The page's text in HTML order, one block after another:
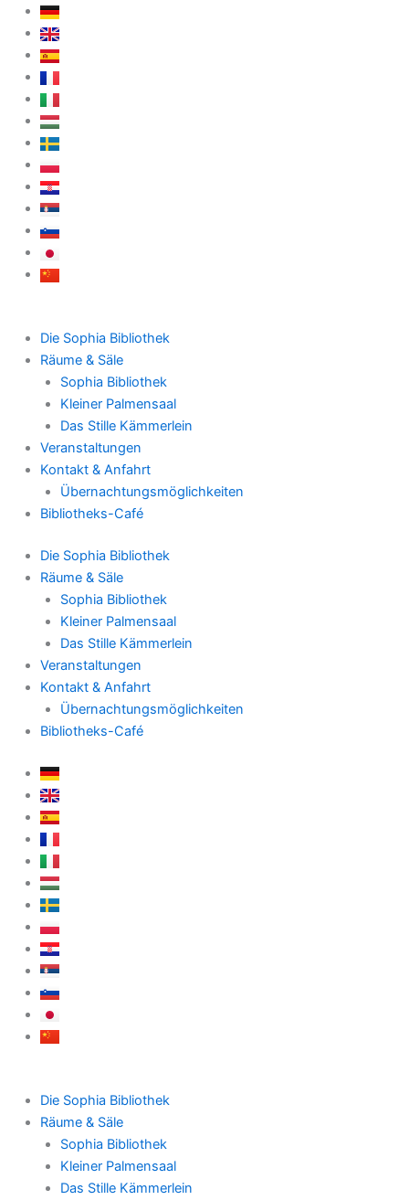
Zum
Inhalt
springen
Die Sophia Bibliothek
Räume & Säle
Sophia Bibliothek
Kleiner Palmensaal
Das Stille Kämmerlein
Veranstaltungen
Kontakt & Anfahrt
Übernachtungsmöglichkeiten
Bibliotheks-Café
Die Sophia Bibliothek
Räume & Säle
Sophia Bibliothek
Kleiner Palmensaal
Das Stille Kämmerlein
Veranstaltungen
Kontakt & Anfahrt
Übernachtungsmöglichkeiten
Bibliotheks-Café
Die Sophia Bibliothek
Räume & Säle
Sophia Bibliothek
Kleiner Palmensaal
Das Stille Kämmerlein